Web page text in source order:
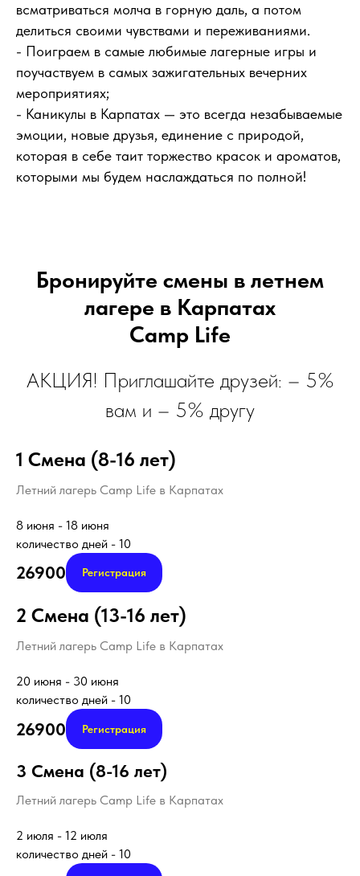
всматриваться молча в горную даль, а потом
делиться своими чувствами и переживаниями.
- Поиграем в самые любимые лагерные игры и
поучаствуем в самых зажигательных вечерних
мероприятиях;
- Каникулы в Карпатах — это всегда незабываемые
эмоции, новые друзья, единение с природой,
которая в себе таит торжество красок и ароматов,
которыми мы будем наслаждаться по полной!
Бронируйте смены в летнем
лагере в Карпатах
Camp Life
АКЦИЯ! Приглашайте друзей: – 5%
вам и – 5% другу
1 Смена (8-16 лет)
Летний лагерь Camp Life в Карпатах
8 июня - 18 июня
количество дней - 10
26900 Регистрация
2 Смена (13-16 лет)
Летний лагерь Camp Life в Карпатах
20 июня - 30 июня
количество дней - 10
26900 Регистрация
3 Смена (8-16 лет)
Летний лагерь Camp Life в Карпатах
2 июля - 12 июля
количество дней - 10